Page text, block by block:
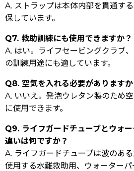
A. ストラップは本体内部を貫通す
保しています。
Q7. 救助訓練にも使用できますか？
A. はい。ライフセービングクラブ
の訓練用途にも適しています。
Q8. 空気を入れる必要がありますか
A. いいえ。発泡ウレタン製のため
に使用できます。
Q9. ライフガードチューブとウォ
違いは何ですか？
A. ライフガードチューブは波のあ
使用する水難救助用、ウォーター